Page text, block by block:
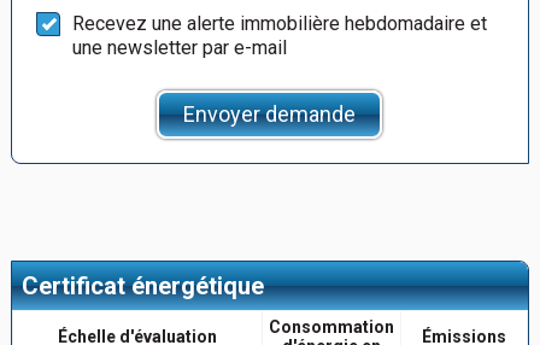
Recevez une alerte immobilière hebdomadaire et
une newsletter par e-mail
Envoyer demande
Certificat énergétique
Échelle d'évaluation
Consommation
Émissions